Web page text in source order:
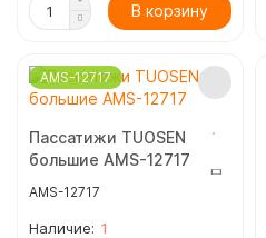
В корзину
AMS-12717
Пассатижи TUOSEN
большие AMS-12717
AMS-12717
1